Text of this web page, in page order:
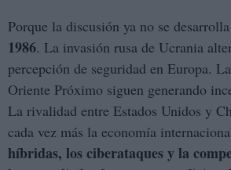
Porque la discusión ya no se
1986. La invasión rusa de Ucrania
percepción de seguridad en Europa.
Oriente Próximo siguen generando
La rivalidad entre Estados Unidos y
cada vez más la economía
híbridas, los ciberataques y la